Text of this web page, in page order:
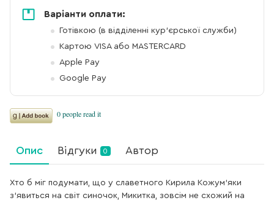
Варіанти оплати:
Готівкою (в відділенні кур'єрської служби)
Картою VISA або MASTERCARD
Apple Pay
Google Pay
Опис Відгуки 0 Автор
Хто б міг подумати, що у славетного Кирила Кожум'яки
з'явиться на світ синочок, Микитка, зовсім не схожий на